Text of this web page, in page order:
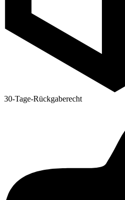
30-Tage-Rückgaberecht